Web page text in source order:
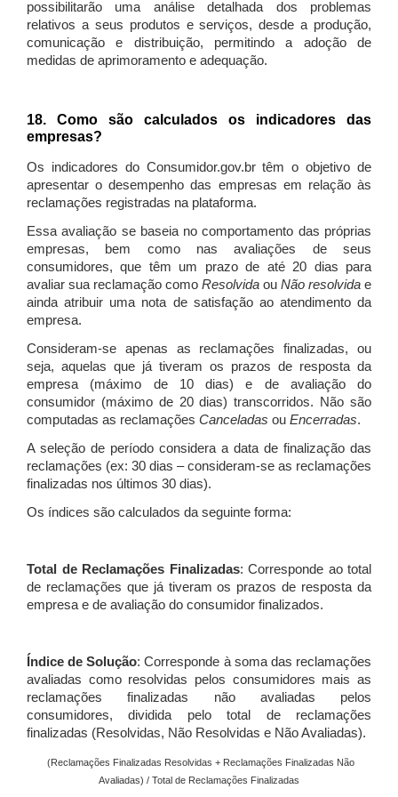
possibilitarão uma análise detalhada dos problemas
relativos a seus produtos e serviços, desde a produção,
comunicação e distribuição, permitindo a adoção de
medidas de aprimoramento e adequação.
18. Como são calculados os indicadores das
empresas?
Os indicadores do Consumidor.gov.br têm o objetivo de
apresentar o desempenho das empresas em relação às
reclamações registradas na plataforma.
Essa avaliação se baseia no comportamento das próprias
empresas, bem como nas avaliações de seus
consumidores, que têm um prazo de até 20 dias para
avaliar sua reclamação como Resolvida ou Não resolvida e
ainda atribuir uma nota de satisfação ao atendimento da
empresa.
Consideram-se apenas as reclamações finalizadas, ou
seja, aquelas que já tiveram os prazos de resposta da
empresa (máximo de 10 dias) e de avaliação do
consumidor (máximo de 20 dias) transcorridos. Não são
computadas as reclamações Canceladas ou Encerradas.
A seleção de período considera a data de finalização das
reclamações (ex: 30 dias – consideram-se as reclamações
finalizadas nos últimos 30 dias).
Os índices são calculados da seguinte forma:
Total de Reclamações Finalizadas: Corresponde ao total
de reclamações que já tiveram os prazos de resposta da
empresa e de avaliação do consumidor finalizados.
Índice de Solução: Corresponde à soma das reclamações
avaliadas como resolvidas pelos consumidores mais as
reclamações finalizadas não avaliadas pelos
consumidores, dividida pelo total de reclamações
finalizadas (Resolvidas, Não Resolvidas e Não Avaliadas).
(Reclamações Finalizadas Resolvidas + Reclamações Finalizadas Não
Avaliadas) / Total de Reclamações Finalizadas